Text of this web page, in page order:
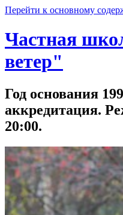
Перейти к основному
Частная
ветер"
Год основания
аккредитация.
20:00.